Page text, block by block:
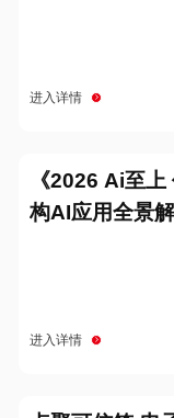
进入详情
《2026 Ai至
构AI应用全景
进入详情